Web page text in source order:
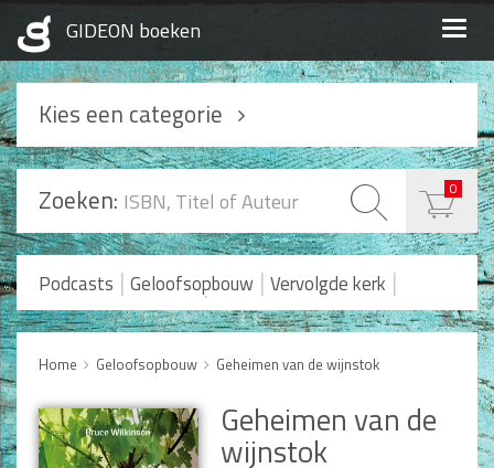
Kies een categorie
Podcasts
Geloofsopbouw
Praktisch Christen zijn
Levensverhalen
Huwelijk en Gezin
Opvoeding
Alle producten
Zoeken: 0
Podcasts | Geloofsopbouw | Vervolgde kerk |
Romans en Verhalen|Koopjes
Home Geloofsopbouw Geheimen van de wijnstok
Geheimen van de
wijnstok